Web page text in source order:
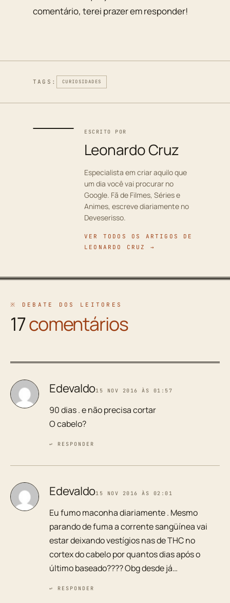
comentário, terei prazer em responder!
TAGS: CURIOSIDADES
ESCRITO POR
Leonardo Cruz
Especialista em criar aquilo que
um dia você vai procurar no
Google. Fã de Filmes, Séries e
Animes, escreve diariamente no
Deveserisso.
VER TODOS OS ARTIGOS DE
LEONARDO CRUZ →
※ DEBATE DOS LEITORES
17comentários
Edevaldo15 NOV 2016 ÀS 01:57
90 dias . e não precisa cortar
O cabelo?
↩ RESPONDER
Edevaldo15 NOV 2016 ÀS 02:01
Eu fumo maconha diariamente . Mesmo
parando de fuma a corrente sangüínea vai
estar deixando vestígios nas de THC no
cortex do cabelo por quantos dias após o
último baseado???? Obg desde já…
↩ RESPONDER